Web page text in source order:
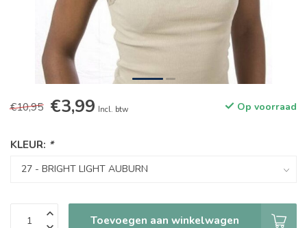
€10,95 €3,99 Incl. btw Op voorraad
KLEUR: *
Toevoegen aan winkelwagen